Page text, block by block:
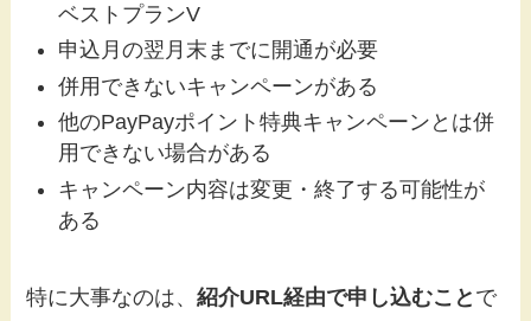
ベストプランV
申込月の翌月末までに開通が必要
併用できないキャンペーンがある
他のPayPayポイント特典キャンペーンとは併
用できない場合がある
キャンペーン内容は変更・終了する可能性が
ある
特に大事なのは、紹介URL経由で申し込むこと で